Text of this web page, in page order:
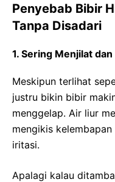
Penyebab Bibir
Tanpa Disadari
1. Sering Menjilat
Meskipun terlihat
justru bikin bibir
menggelap. Air liur
mengikis
iritasi.
Apalagi kalau